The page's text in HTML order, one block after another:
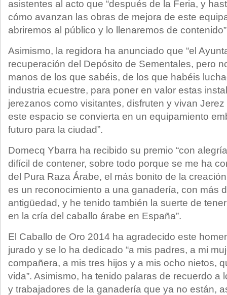
asistentes al acto que “después de la Feria, y
cómo avanzan las obras de mejora de este
abriremos al público y lo llenaremos de
Asimismo, la regidora ha anunciado que “el
recuperación del Depósito de Sementales, pero
manos de los que sabéis, de los que habéis
industria ecuestre, para poner en valor estas
jerezanos como visitantes, disfruten y vivan
este espacio se convierta en un equipamiento
futuro para la ciudad”.
Domecq Ybarra ha recibido su premio “con
difícil de contener, sobre todo porque se me ha
del Pura Raza Árabe, el más bonito de la
es un reconocimiento a una ganadería, con más
antigüedad, y he tenido también la suerte de
en la cría del caballo árabe en España”.
El Caballo de Oro 2014 ha agradecido este
jurado y se lo ha dedicado “a mis padres, a mi
compañera, a mis tres hijos y a mis ocho nietos,
vida”. Asimismo, ha tenido palaras de recuerdo a
y trabajadores de la ganadería que ya no están,